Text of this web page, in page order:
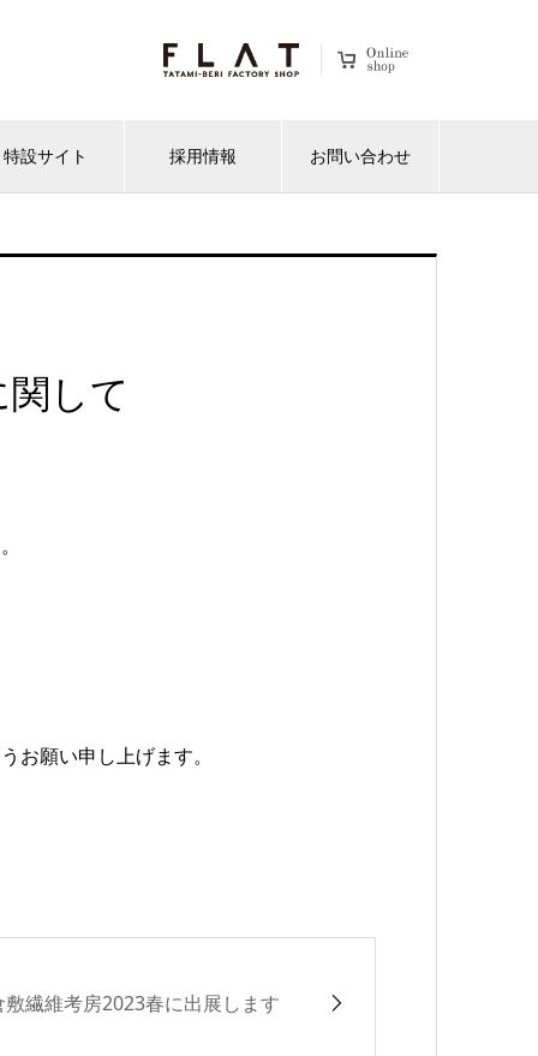
特設サイト 採用情報 お問い合わせ
して
お願い申し上げます。
敷繊維考房2023春に出展します